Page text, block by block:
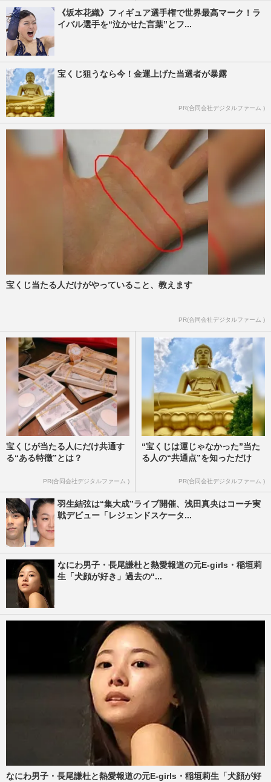
《坂本花織》フィギュア選手権で世界最高マーク！ラ
イバル選手を“泣かせた言葉”とフ...
宝くじ狙うなら今！金運上げた当選者が暴露
PR(合同会社デジタルファーム )
宝くじ当たる人だけがやっていること、教えます
PR(合同会社デジタルファーム )
宝くじが当たる人にだけ共通す
る“ある特徴”とは？
PR(合同会社デジタルファーム )
“宝くじは運じゃなかった”当た
る人の“共通点”を知っただけ
PR(合同会社デジタルファーム )
羽生結弦は“集大成”ライブ開催、浅田真央はコーチ実
戦デビュー「レジェンドスケータ...
なにわ男子・長尾謙杜と熱愛報道の元E-girls・稲垣莉
生「犬顔が好き」過去の“...
なにわ男子・長尾謙杜と熱愛報道の元E-girls・稲垣莉生「犬顔が好